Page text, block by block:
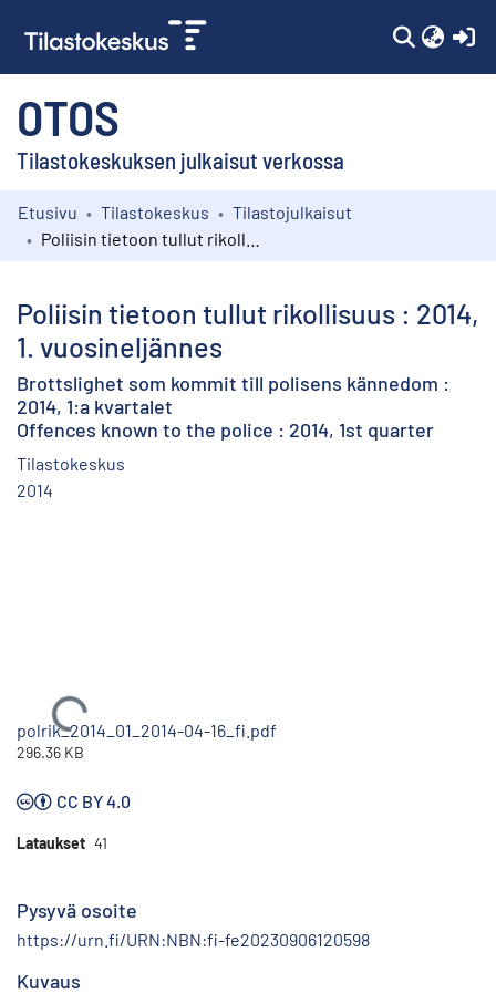
OTOS
Tilastokeskuksen julkaisut verkossa
Kokoelmat
Etusivu Tilastokeskus
Tilastojulkaisut
Poliisin tietoon tullut rikollisuus : 2014,
1. vuosineljännes
Brottslighet som kommit till polisens kännedom :
2014, 1:a kvartalet
Offences known to the police : 2014, 1st quarter
Tilastokeskus
2014
Ladataan...
polrik_2014_01_2014-04-16_fi.pdf
296.36 KB
CC BY 4.0
Lataukset 41
Pysyvä osoite
https://urn.fi/URN:NBN:fi-fe20230906120598
Kuvaus